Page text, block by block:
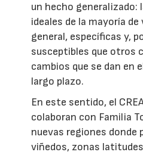
un hecho
ideales de la mayoría
general, específicas y,
susceptibles que otros
cambios que se dan en
largo plazo.
En este sentido, el
colaboran con Familia
nuevas regiones donde
viñedos, zonas